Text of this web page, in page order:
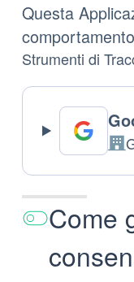
Questa
Strumenti di
Come